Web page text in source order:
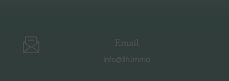
Email
info@llh.immo